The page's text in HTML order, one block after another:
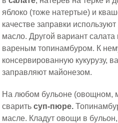
яблоко (тоже натертые) и
качестве заправки
масло. Другой вариант салата
вареным топинамбуром. К
консервированную кукурузу,
заправляют майонезом.
На любом бульоне (овощном,
сваритьсуп-пюре.
масле. Кладут овощи в